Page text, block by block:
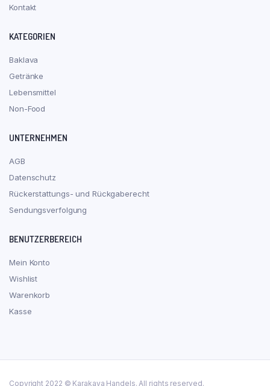
Kontakt
KATEGORIEN
Baklava
Getränke
Lebensmittel
Non-Food
UNTERNEHMEN
AGB
Datenschutz
Rückerstattungs- und Rückgaberecht
Sendungsverfolgung
BENUTZERBEREICH
Mein Konto
Wishlist
Warenkorb
Kasse
Copyright 2022 © Karakaya Handels. All rights reserved.